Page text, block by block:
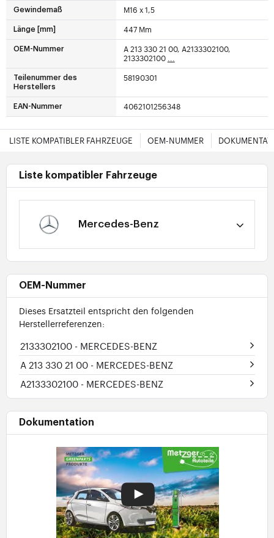
Gewindemaß M16 x 1,5
Länge [mm] 447 Mm
OEM-Nummer
A 213 330 21 00, A2133302100,
2133302100
Teilenummer des
Herstellers
58190301
EAN-Nummer 4062101256348
LISTE KOMPATIBLER FAHRZEUGE OEM-NUMMER
Liste kompatibler Fahrzeuge
Mercedes-Benz
OEM-Nummer
Dieses Ersatzteil entspricht den folgenden
Herstellerreferenzen:
2133302100 - MERCEDES-BENZ
A 213 330 21 00 - MERCEDES-BENZ
A2133302100 - MERCEDES-BENZ
Dokumentation